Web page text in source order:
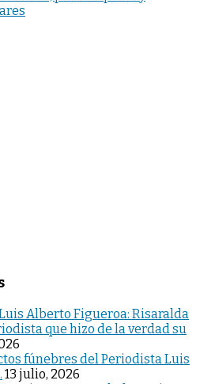
Alberto Figueroa: Risaralda
que hizo de la verdad su
fúnebres del Periodista Luis
13 julio, 2026